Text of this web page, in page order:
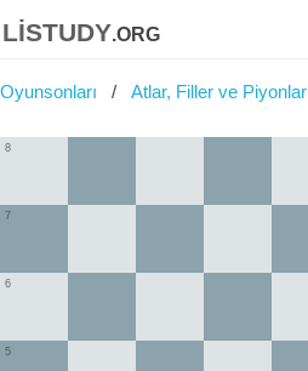
listudy.org
Oyunsonları Atlar, Filler ve Piyonlar
5
6
7
8